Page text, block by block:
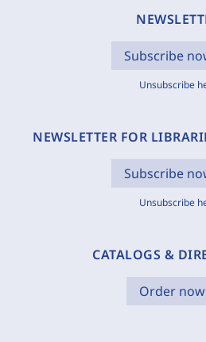
Subscribe
Unsubscribe
NEWSLETTER FOR
Subscribe
Unsubscribe
CATALOGS &
Order now